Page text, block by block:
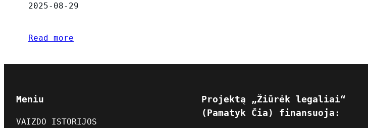
2025-08-29
Read more
Meniu
VAIZDO ISTORIJOS
Projektą „Žiūrėk legaliai“
(Pamatyk Čia) finansuoja: